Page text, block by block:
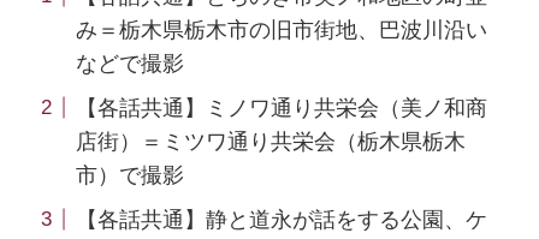
み＝栃木県栃木市の旧市街地、巴波川沿い
などで撮影
【各話共通】ミノワ通り共栄会（美ノ和商
店街）＝ミツワ通り共栄会（栃木県栃木
市）で撮影
【各話共通】静と道永が話をする公園、ケ